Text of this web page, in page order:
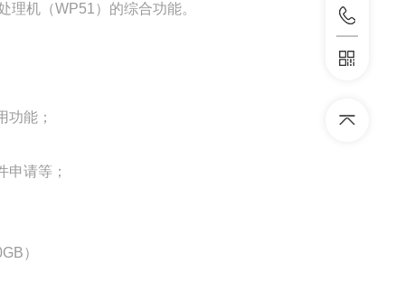
机（WP51）的综合功能。
功能；
请等；
）